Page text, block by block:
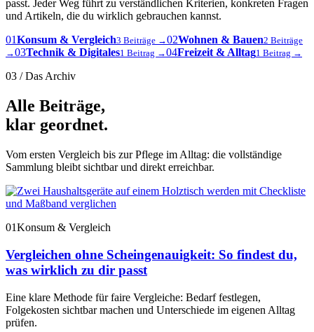
passt. Jeder Weg führt zu verständlichen Kriterien, konkreten Fragen
und Artikeln, die du wirklich gebrauchen kannst.
01Konsum & Vergleich3 Beiträge →02Wohnen & Bauen2 Beiträge
→03Technik & Digitales1 Beitrag →04Freizeit & Alltag1 Beitrag →
03 / Das Archiv
Alle Beiträge,
klar geordnet.
Vom ersten Vergleich bis zur Pflege im Alltag: die vollständige
Sammlung bleibt sichtbar und direkt erreichbar.
01Konsum & Vergleich
Vergleichen ohne Scheingenauigkeit: So findest du,
was wirklich zu dir passt
Eine klare Methode für faire Vergleiche: Bedarf festlegen,
Folgekosten sichtbar machen und Unterschiede im eigenen Alltag
prüfen.